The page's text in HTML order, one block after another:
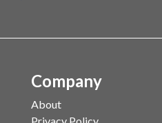
Company
About